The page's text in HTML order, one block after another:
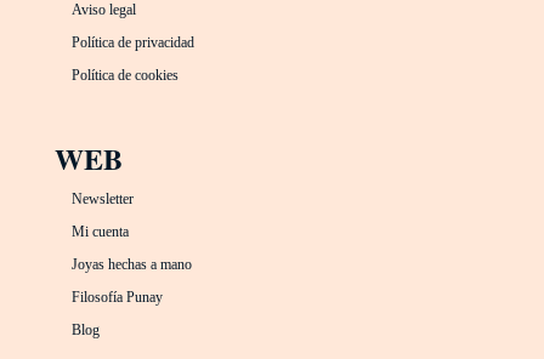
Aviso legal
Política de privacidad
Política de cookies
WEB
Newsletter
Mi cuenta
Joyas hechas a mano
Filosofía Punay
Blog